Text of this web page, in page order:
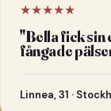
★★★★★
"Bella fick sin
fångade
Linnea, 31 ·